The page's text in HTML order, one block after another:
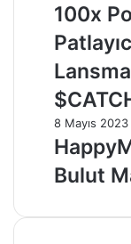
100x
8 Mayıs 2023
Bulut